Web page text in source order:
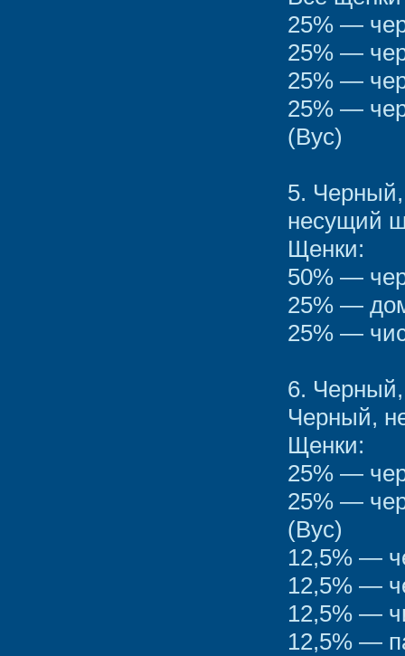
25% —
25% —
25% —
25% —
(Вус)
5.
несущий
Щенки:
50% —
25% —
25% —
6.
Черный,
Щенки:
25% —
25% —
(Вус)
12,5% —
12,5% —
12,5% —
12,5% —